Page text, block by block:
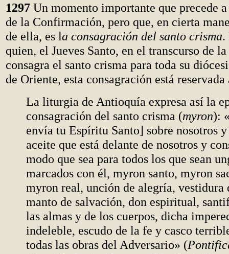
1297 Un momento importante que precede
de la Confirmación, pero que, en cierta
de ella, es la consagración del santo crisma.
quien, el Jueves Santo, en el transcurso de
consagra el santo crisma para toda su
de Oriente, esta consagración está
La liturgia de Antioquía expresa así la
consagración del santo crisma (myron):
envía tu Espíritu Santo] sobre nosotros y
aceite que está delante de nosotros y
modo que sea para todos los que sean
marcados con él, myron santo, myron
myron real, unción de alegría, vestidura
manto de salvación, don espiritual,
las almas y de los cuerpos, dicha
indeleble, escudo de la fe y casco
todas las obras del Adversario» (